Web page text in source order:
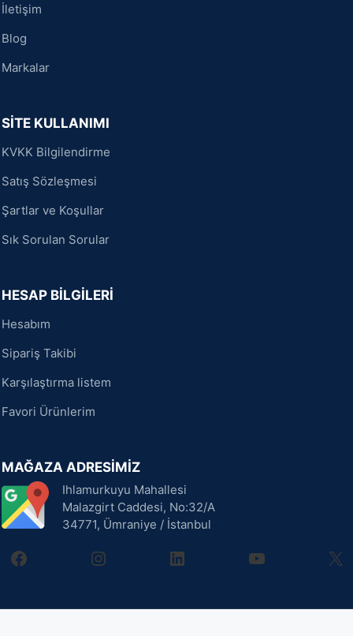
İletişim
Blog
Markalar
SİTE KULLANIMI
KVKK Bilgilendirme
Satış Sözleşmesi
Şartlar ve Koşullar
Sık Sorulan Sorular
HESAP BİLGİLERİ
Hesabım
Sipariş Takibi
Karşılaştırma listem
Favori Ürünlerim
MAĞAZA ADRESİMİZ
Ihlamurkuyu Mahallesi
Malazgirt Caddesi, No:32/A
34771, Ümraniye / İstanbul
facebookinstagramlinkedin youtube X